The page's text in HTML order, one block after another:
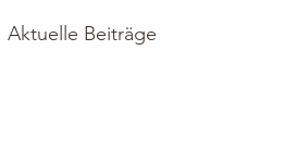
Aktuelle Beiträge